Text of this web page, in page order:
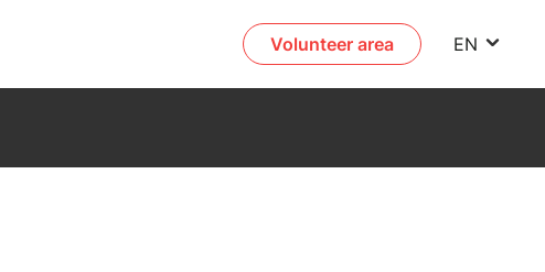
Volunteer area EN